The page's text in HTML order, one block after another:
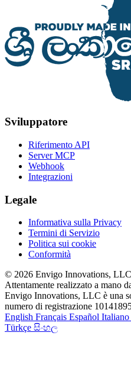
Sviluppatore
Riferimento API
Server MCP
Webhook
Integrazioni
Legale
Informativa sulla Privacy
Termini di Servizio
Politica sui cookie
Conformità
© 2026 Envigo Innovations,
Attentamente realizzato a mano
Envigo Innovations, LLC è una
numero di registrazione
English Français Español Italiano
Türkçe සිංහල